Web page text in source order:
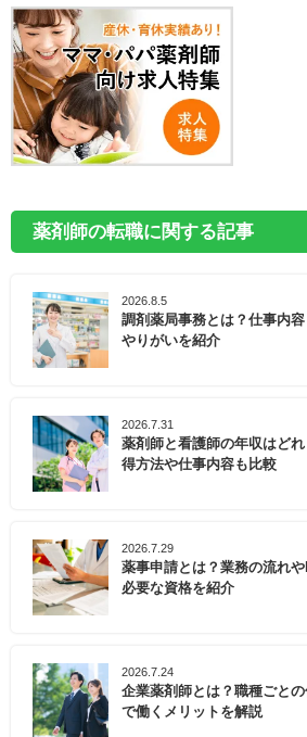
薬剤師の転職に関する記事
2026.8.5
調剤薬局事務とは？仕事内
やりがいを紹介
2026.7.31
薬剤師と看護師の年収はど
得方法や仕事内容も比較
2026.7.29
薬事申請とは？業務の流れ
必要な資格を紹介
2026.7.24
企業薬剤師とは？職種ごと
で働くメリットを解説